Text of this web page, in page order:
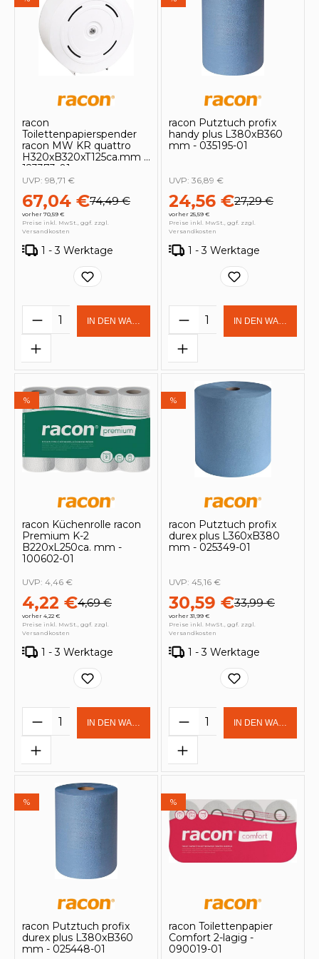
racon
Toilettenpapierspender
racon MW KR quattro
H320xB320xT125ca.mm -
123373-01
67,04 €74,49 €
vorher 70,59 €
UVP: 98,71 €
Preise inkl. MwSt., ggf. zzgl.
Versandkosten
1 - 3 Werktage
Produkt Anzahl: Gib den
IN DEN WARENKORB
racon Putztuch profix
handy plus L380xB360
mm - 035195-01
24,56 €27,29 €
vorher 25,59 €
UVP: 36,89 €
Preise inkl. MwSt., ggf. zzgl.
Versandkosten
1 - 3 Werktage
Produkt Anzahl:
IN DEN
%
racon Küchenrolle racon
Premium K-2
B220xL250ca. mm -
100602-01
4,22 €4,69 €
vorher 4,22 €
UVP: 4,46 €
Preise inkl. MwSt., ggf. zzgl.
Versandkosten
1 - 3 Werktage
Produkt Anzahl: Gib den
IN DEN WARENKORB
%
racon Putztuch profix
durex plus L360xB380
mm - 025349-01
30,59 €33,99 €
vorher 31,99 €
UVP: 45,16 €
Preise inkl. MwSt., ggf. zzgl.
Versandkosten
1 - 3 Werktage
Produkt Anzahl:
IN DEN
%
racon Putztuch profix
durex plus L380xB360
mm - 025448-01
%
racon Toilettenpapier
Comfort 2-lagig -
090019-01